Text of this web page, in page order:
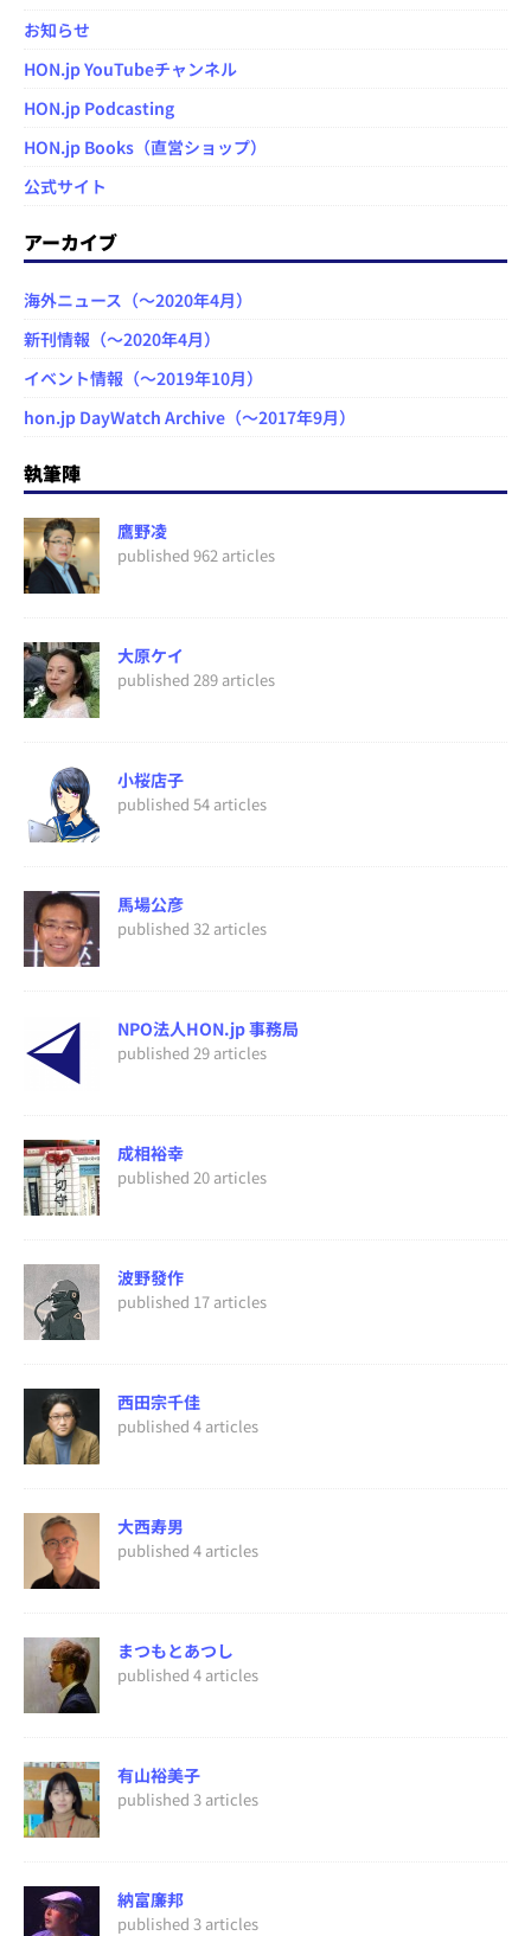
お知らせ
HON.jp YouTubeチャンネル
HON.jp Podcasting
HON.jp Books（直営ショップ）
公式サイト
アーカイブ
海外ニュース（～2020年4月）
新刊情報（～2020年4月）
イベント情報（～2019年10月）
hon.jp DayWatch Archive（～2017年9月）
執筆陣
鷹野凌
published 962 articles
大原ケイ
published 289 articles
小桜店子
published 54 articles
馬場公彦
published 32 articles
NPO法人HON.jp 事務局
published 29 articles
成相裕幸
published 20 articles
波野發作
published 17 articles
西田宗千佳
published 4 articles
大西寿男
published 4 articles
まつもとあつし
published 4 articles
有山裕美子
published 3 articles
納富廉邦
published 3 articles